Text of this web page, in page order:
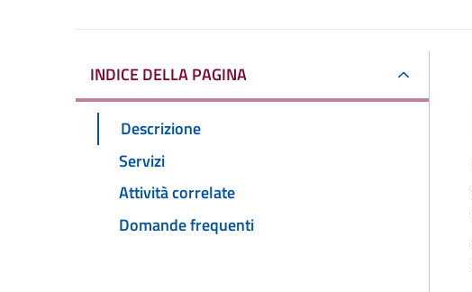
INDICE DELLA PAGINA
Descrizione
Servizi
Attività correlate
Domande frequenti